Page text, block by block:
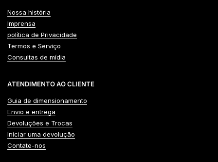
Nossa história
Imprensa
política de Privacidade
Termos e Serviço
Consultas de mídia
ATENDIMENTO AO CLIENTE
Guia de dimensionamento
Envio e entrega
Devoluções e Trocas
Iniciar uma devolução
Contate-nos